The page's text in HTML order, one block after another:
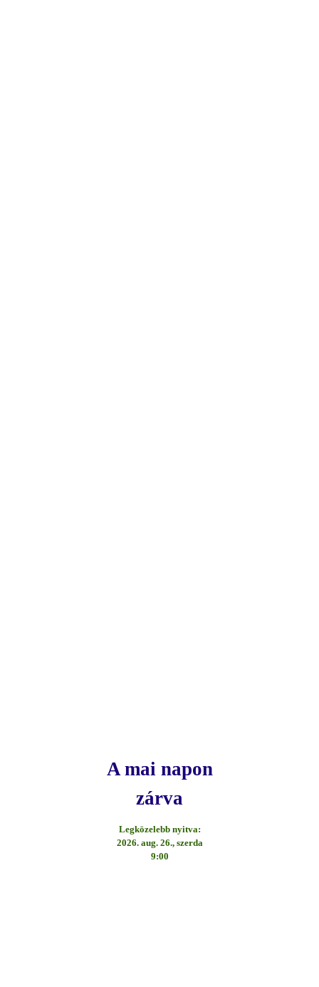
A mai napon
zárva
Legközelebb nyitva:
2026. aug. 26., szerda
9:00